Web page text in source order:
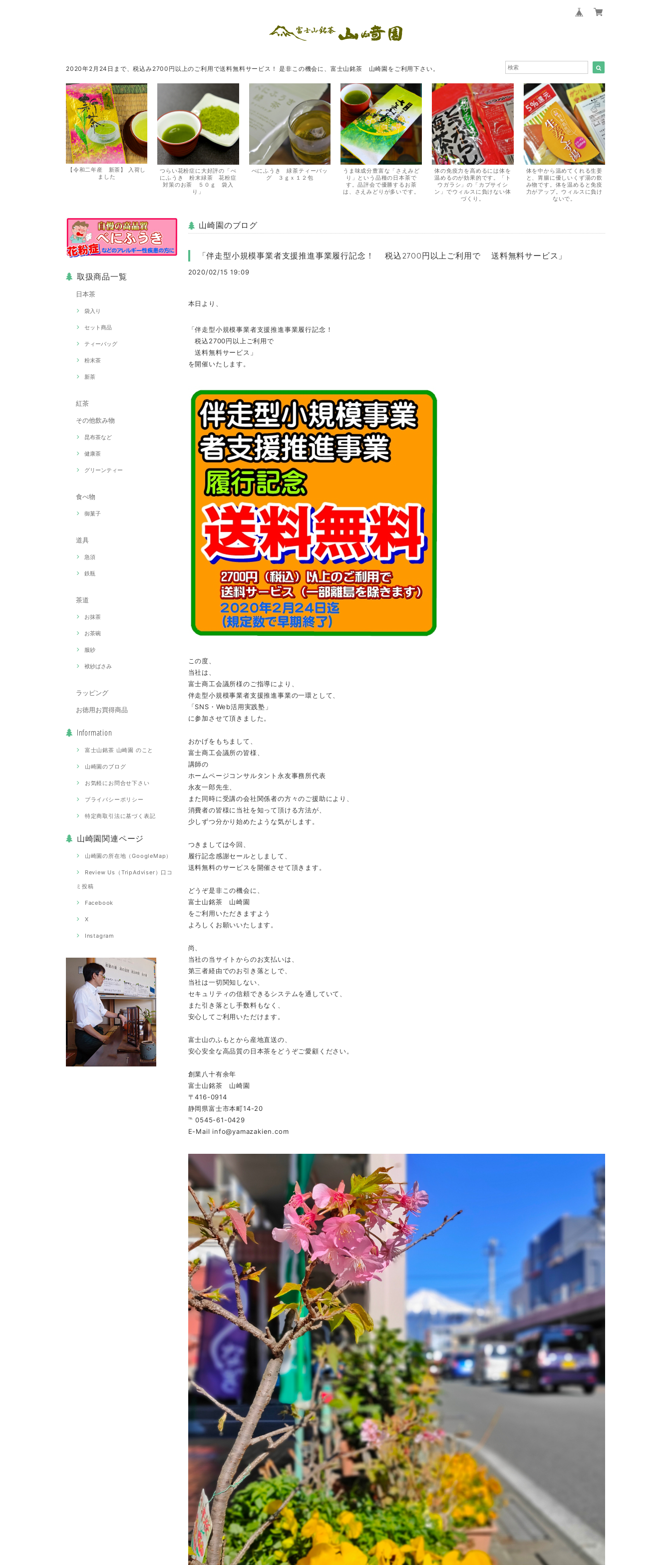
2020年2月24日まで、税込み2700円以上のご利用で送料無料サービス！ 是非この機会に、富士山銘茶 山崎園をご利用下さい。
【令和二年産 新茶】 入荷し
ました
つらい花粉症に大好評の「べ
にふうき 粉末緑茶 花粉症
対策のお茶 ５０ｇ 袋入
り」
べにふうき 緑茶ティーバッ
グ ３ｇｘ１２包
うま味成分豊富な「さえみど
り」という品種の日本茶で
す。品評会で優勝するお茶
は、さえみどりが多いです。
体の免疫力を高めるには体を
温めるのが効果的です。「ト
ウガラシ」の「カプサイシ
ン」でウィルスに負けない体
づくり。
体を中から温めてくれる生姜
と、胃腸に優しいくず湯の飲
み物です。体を温めると免疫
力がアップ。ウィルスに負け
ないで。
取扱商品一覧
日本茶
袋入り
セット商品
ティーバッグ
粉末茶
新茶
紅茶
その他飲み物
昆布茶など
健康茶
グリーンティー
食べ物
御菓子
道具
急須
鉄瓶
茶道
お抹茶
お茶碗
服紗
袱紗ばさみ
ラッピング
お徳用お買得商品
Information
富士山銘茶 山崎園 のこと
山崎園のブログ
お気軽にお問合せ下さい
プライバシーポリシー
特定商取引法に基づく表記
山崎園関連ページ
山崎園の所在地（GoogleMap）
Review Us（TripAdviser）口コ
ミ投稿
Facebook
X
Instagram
山崎園のブログ
「伴走型小規模事業者支援推進事業履行記念！ 税込2700円以上ご利用で 送料無料サービス」
2020/02/15 19:09
本日より、
「伴走型小規模事業者支援推進事業履行記念！
税込2700円以上ご利用で
送料無料サービス」
を開催いたします。
この度、
当社は、
富士商工会議所様のご指導により、
伴走型小規模事業者支援推進事業の一環として、
「SNS・Web活用実践塾」
に参加させて頂きました。
おかげをもちまして、
富士商工会議所の皆様、
講師の
ホームページコンサルタント永友事務所代表
永友一郎先生、
また同時に受講の会社関係者の方々のご援助により、
消費者の皆様に当社を知って頂ける方法が、
少しずつ分かり始めたような気がします。
つきましては今回、
履行記念感謝セールとしまして、
送料無料のサービスを開催させて頂きます。
どうぞ是非この機会に、
富士山銘茶 山崎園
をご利用いただきますよう
よろしくお願いいたします。
尚、
当社の当サイトからのお支払いは、
第三者経由でのお引き落としで、
当社は一切関知しない、
セキュリティの信頼できるシステムを通していて、
また引き落とし手数料もなく、
安心してご利用いただけます。
富士山のふもとから産地直送の、
安心安全な高品質の日本茶をどうぞご愛顧ください。
創業八十有余年
富士山銘茶 山崎園
〒416-0914
静岡県富士市本町14-20
℡ 0545-61-0429
E-Mail info@yamazakien.com